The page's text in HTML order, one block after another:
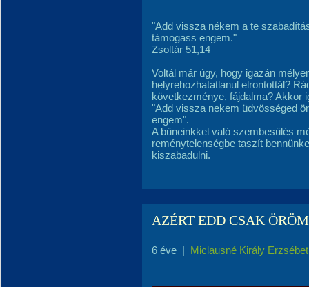
"Add vissza nékem a te
támogass engem."
Zsoltár 51,14
Voltál már úgy, hogy igazán
helyrehozhatatlanul elrontottál?
következménye, fájdalma? Akkor
"Add vissza nekem üdvösséged
engem".
A bűneinkkel való szembesülés
reménytelenségbe taszít
kiszabadulni.
AZÉRT EDD CSAK
6 éve | Miclausné Király Erzsébet